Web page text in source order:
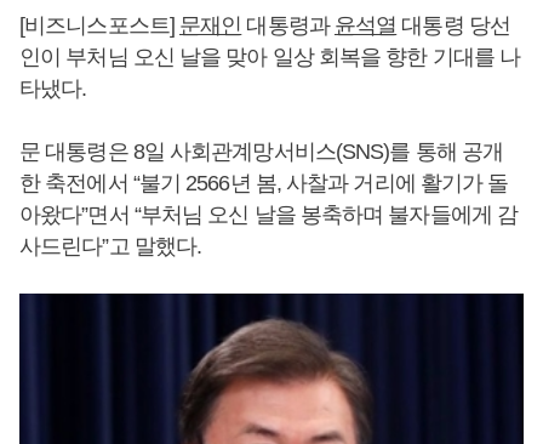
[비즈니스포스트] 문재인 대통령과 윤석열 대통령 당선
인이 부처님 오신 날을 맞아 일상 회복을 향한 기대를 나
타냈다.
문 대통령은 8일 사회관계망서비스(SNS)를 통해 공개
한 축전에서 “불기 2566년 봄, 사찰과 거리에 활기가 돌
아왔다”면서 “부처님 오신 날을 봉축하며 불자들에게 감
사드린다”고 말했다.